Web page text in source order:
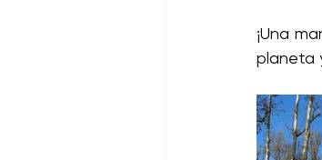
¡Una
planeta